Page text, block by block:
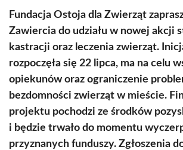
Fundacja Ostoja dla Zwierząt
Zawiercia do udziału w nowej akcji
kastracji oraz leczenia zwierząt.
rozpoczęła się 22 lipca, ma na celu
opiekunów oraz ograniczenie
bezdomności zwierząt w mieście.
projektu pochodzi ze środków
i będzie trwało do momentu
przyznanych funduszy. Zgłoszenia